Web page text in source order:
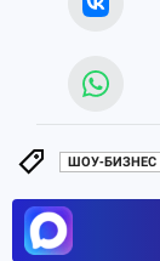
ШОУ-БИЗНЕС